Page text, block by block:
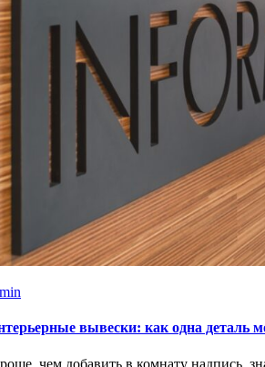
вывески: как одна деталь
чем добавить в комнату надпись,